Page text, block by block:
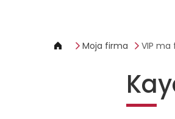
Moja firma VIP ma